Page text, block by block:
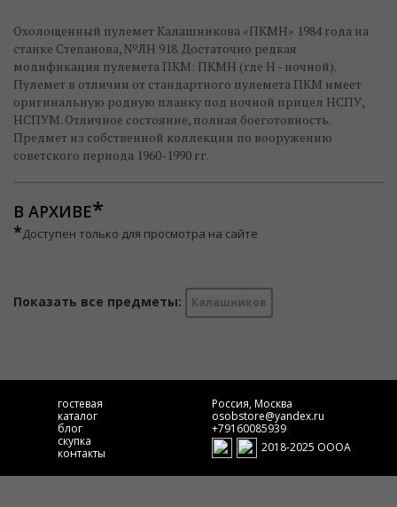
Охолощенный пулемет Калашникова «ПКМН» 1984 года на
станке Степанова, №ЛН 918. Достаточно редкая
модификация пулемета ПКМ: ПКМН (где Н - ночной).
Пулемет в отличии от стандартного пулемета ПКМ имеет
оригинальную родную планку под ночной прицел НСПУ,
НСПУМ. Отличное состояние, полная боеготовность.
Предмет из собственной коллекции по вооружению
советского периода 1960-1990 гг.
В АРХИВЕ
*Доступен только для просмотра на сайте
Показать все предметы: Калашников
гостевая
каталог
блог
скупка
контакты
Россия, Москва
osobstore@yandex.ru
+79160085939
2018-2025 ОООА